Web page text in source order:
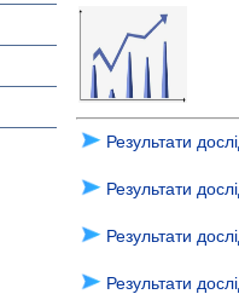
Результати
Результати
Результати
Результати